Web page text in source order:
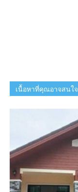
เนื้อหาที่คุณอาจสนใจ